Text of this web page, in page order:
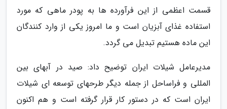
قسمت اعظمی از این فرآورده ها به پودر ماهی که مورد
استفاده غذای آبزیان است و ما امروز یکی از وارد کنندگان
این ماده هستیم تبدیل می گردد.
مدیرعامل شیلات ایران توضیح داد: صید در آبهای بین
المللی و فراساحل از جمله دیگر طرحهای توسعه ای شیلات
ایران است که در دستور کار قرار گرفته است و هم اکنون